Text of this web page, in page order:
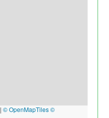
|© OpenMapTiles ©